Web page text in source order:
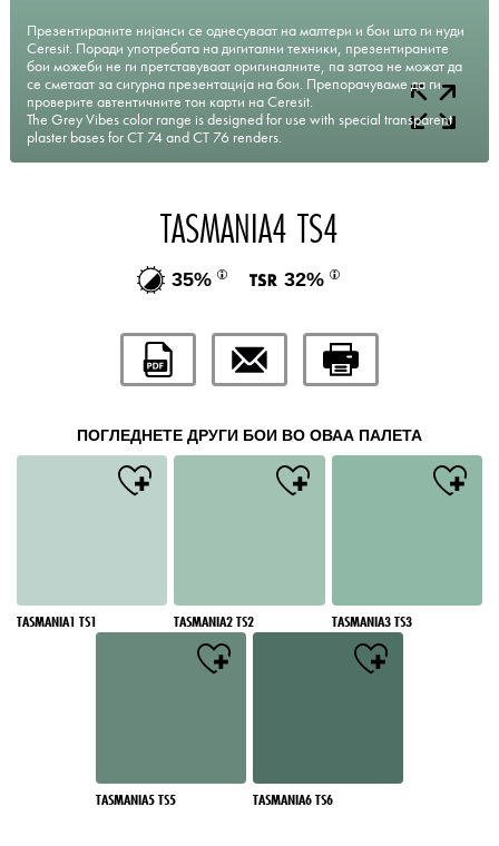
Презентираните нијанси се однесуваат на малтери и бои што ги нуди
Ceresit. Поради употребата на дигитални техники, презентираните
бои можеби не ги претставуваат оригиналните, па затоа не можат да
се сметаат за сигурна презентација на бои. Препорачуваме да ги
проверите автентичните тон карти на Ceresit.
The Grey Vibes color range is designed for use with special transparent
plaster bases for CT 74 and CT 76 renders.
TASMANIA4 TS4
35% 32%
ПОГЛЕДНЕТЕ ДРУГИ БОИ ВО ОВАА ПАЛЕТА
TASMANIA1 TS1 TASMANIA2 TS2 TASMANIA3 TS3
TASMANIA5 TS5 TASMANIA6 TS6